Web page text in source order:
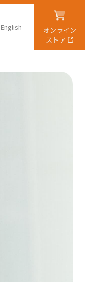
English
オンライン
ストア